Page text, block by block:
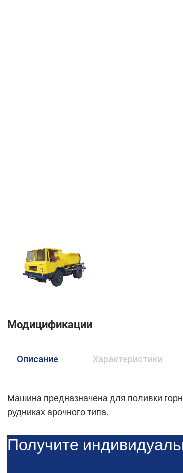
Модицификации
Описание Характеристики
Машина предназначена для поливки
рудниках арочного типа.
Получите